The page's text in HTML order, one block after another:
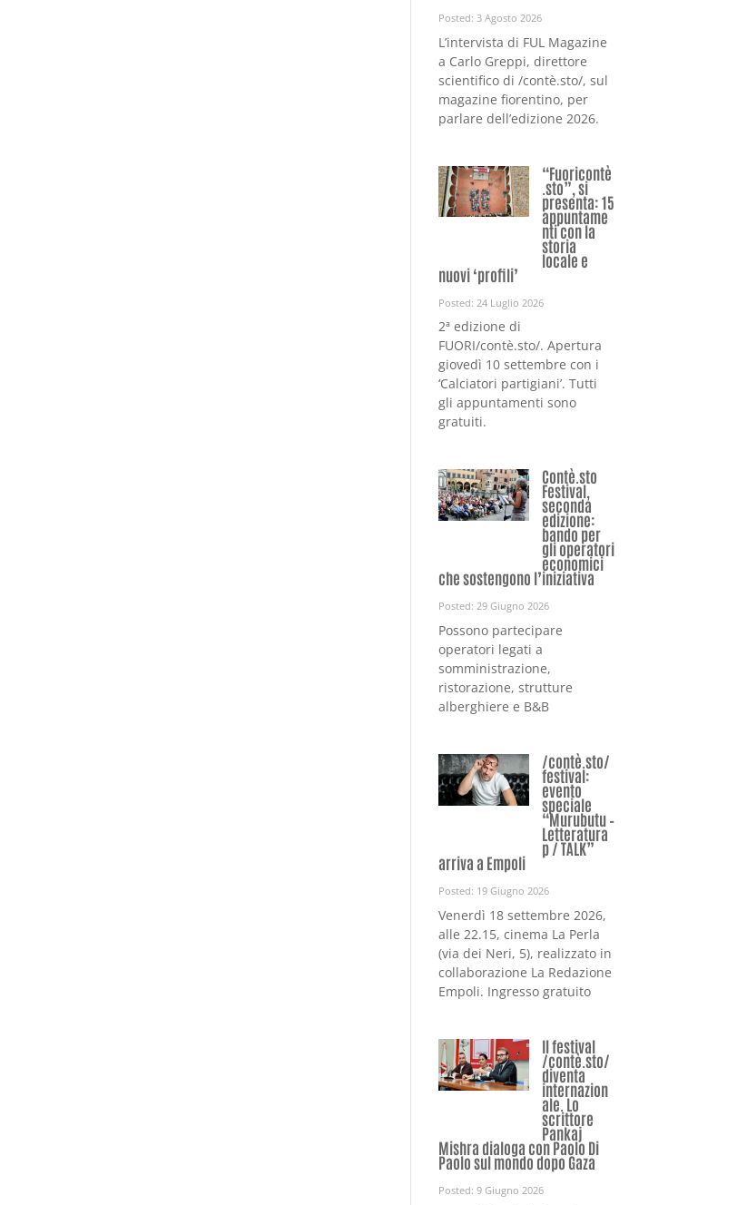
Posted: 3 Agosto 2026
L’intervista di FUL Magazine
a Carlo Greppi, direttore
scientifico di /contè.sto/, sul
magazine fiorentino, per
parlare dell’edizione 2026.
“Fuoricontè
.sto”, si
presenta: 15
appuntame
nti con la
storia
locale e
nuovi ‘profili’
Posted: 24 Luglio 2026
2ª edizione di
FUORI/contè.sto/. Apertura
giovedì 10 settembre con i
‘Calciatori partigiani’. Tutti
gli appuntamenti sono
gratuiti.
Contè.sto
Festival,
seconda
edizione:
bando per
gli operatori
economici
che sostengono l’iniziativa
Posted: 29 Giugno 2026
Possono partecipare
operatori legati a
somministrazione,
ristorazione, strutture
alberghiere e B&B
/contè.sto/
festival:
evento
speciale
“Murubutu –
Letteratura
p / TALK”
arriva a Empoli
Posted: 19 Giugno 2026
Venerdì 18 settembre 2026,
alle 22.15, cinema La Perla
(via dei Neri, 5), realizzato in
collaborazione La Redazione
Empoli. Ingresso gratuito
Il festival
/contè.sto/
diventa
internazion
ale. Lo
scrittore
Pankaj
Mishra dialoga con Paolo Di
Paolo sul mondo dopo Gaza
Posted: 9 Giugno 2026